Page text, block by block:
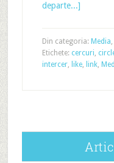
departe...]
Din categoria: Media,
Etichete: cercuri,
intercer, like, link,